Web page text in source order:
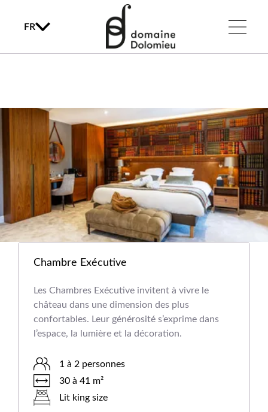
FR
Chambre Exécutive
Les Chambres Exécutive invitent à vivre le
château dans une dimension des plus
confortables. Leur générosité s’exprime dans
l’espace, la lumière et la décoration.
1 à 2 personnes
30 à 41 m²
Lit king size